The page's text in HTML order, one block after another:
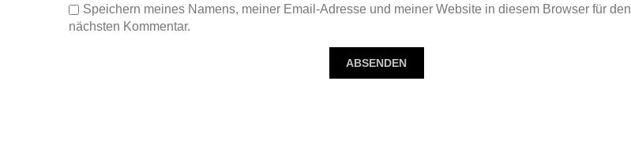
Speichern meines Namens, meiner Email-Adresse und meiner Website in diesem Browser für den
nächsten Kommentar.